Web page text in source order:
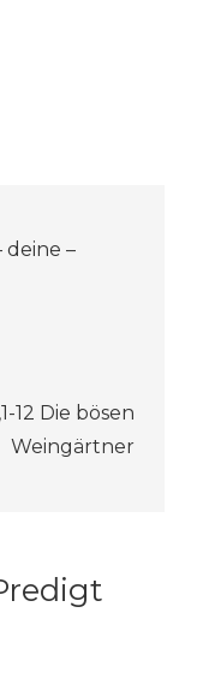
deine –
12 Die bösen
Weingärtner